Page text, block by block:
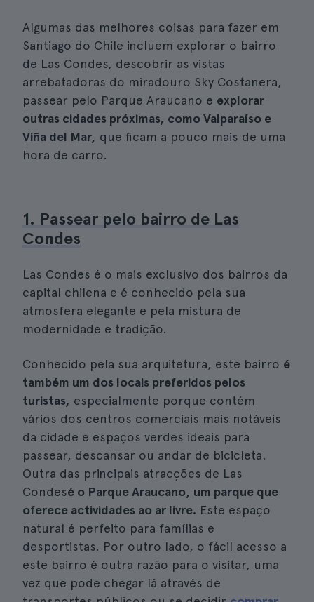
Algumas das melhores coisas para fazer em
Santiago do Chile incluem explorar o bairro
de Las Condes, descobrir as vistas
arrebatadoras do miradouro Sky Costanera,
passear pelo Parque Araucano e explorar
outras cidades próximas, como Valparaíso e
Viña del Mar, que ficam a pouco mais de uma
hora de carro.
1. Passear pelo bairro de Las
Condes
Las Condes é o mais exclusivo dos bairros da
capital chilena e é conhecido pela sua
atmosfera elegante e pela mistura de
modernidade e tradição.
Conhecido pela sua arquitetura, este bairro é
também um dos locais preferidos pelos
turistas, especialmente porque contém
vários dos centros comerciais mais notáveis
da cidade e espaços verdes ideais para
passear, descansar ou andar de bicicleta.
Outra das principais atracções de Las
Condesé o Parque Araucano, um parque que
oferece actividades ao ar livre. Este espaço
natural é perfeito para famílias e
desportistas. Por outro lado, o fácil acesso a
este bairro é outra razão para o visitar, uma
vez que pode chegar lá através de